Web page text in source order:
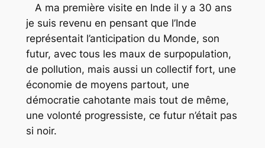
A ma première visite en Inde il y a 30 ans
je suis revenu en pensant que l’Inde
représentait l’anticipation du Monde, son
futur, avec tous les maux de surpopulation,
de pollution, mais aussi un collectif fort, une
économie de moyens partout, une
démocratie cahotante mais tout de même,
une volonté progressiste, ce futur n’était pas
si noir.